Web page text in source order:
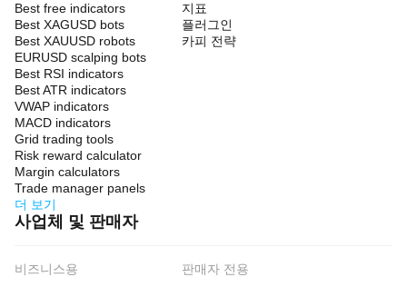
Best free indicators
Best XAGUSD bots
Best XAUUSD robots
EURUSD scalping bots
Best RSI indicators
Best ATR indicators
VWAP indicators
MACD indicators
Grid trading tools
Risk reward calculator
Margin calculators
Trade manager panels
더 보기
지표
플러그인
카피 전략
사업체 및 판매자
비즈니스용
판매자 전용